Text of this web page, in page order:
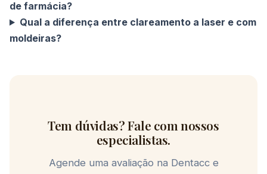
de farmácia?
Qual a diferença entre clareamento a laser e com
moldeiras?
Tem dúvidas? Fale com nossos
especialistas.
Agende uma avaliação na Dentacc e